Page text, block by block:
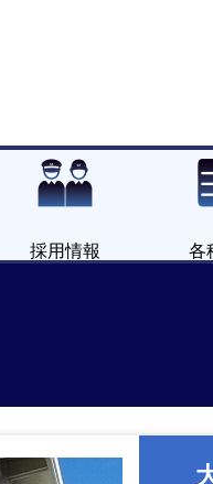
採用情報 各